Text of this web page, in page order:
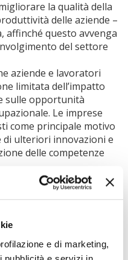
e di marketing,
la qualità della
delle aziende –
affinché questo avvenga
del settore
aziende e lavoratori
limitata dell’impatto
sulle opportunità
Le imprese
come principale motivo
di ulteriori innovazioni e
delle competenze
su diversi
i, docente di
della Flai Cgil;
della Cia;
Elena
formazione e